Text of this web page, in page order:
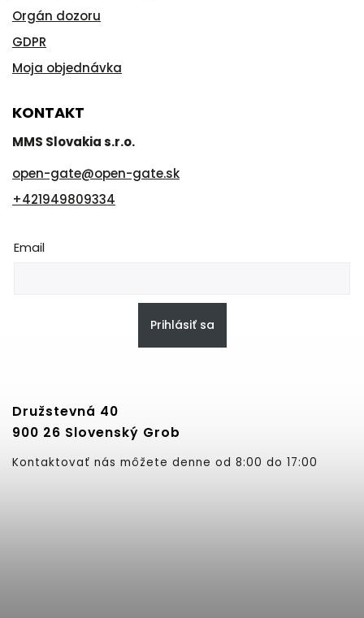
Orgán dozoru
GDPR
Moja objednávka
KONTAKT
MMS Slovakia s.r.o.
open-gate@open-gate.sk
+421949809334
Email
Prihlásiť sa
Družstevná 40
900 26 Slovenský Grob
Kontaktovať nás môžete denne od 8:00 do 17:00